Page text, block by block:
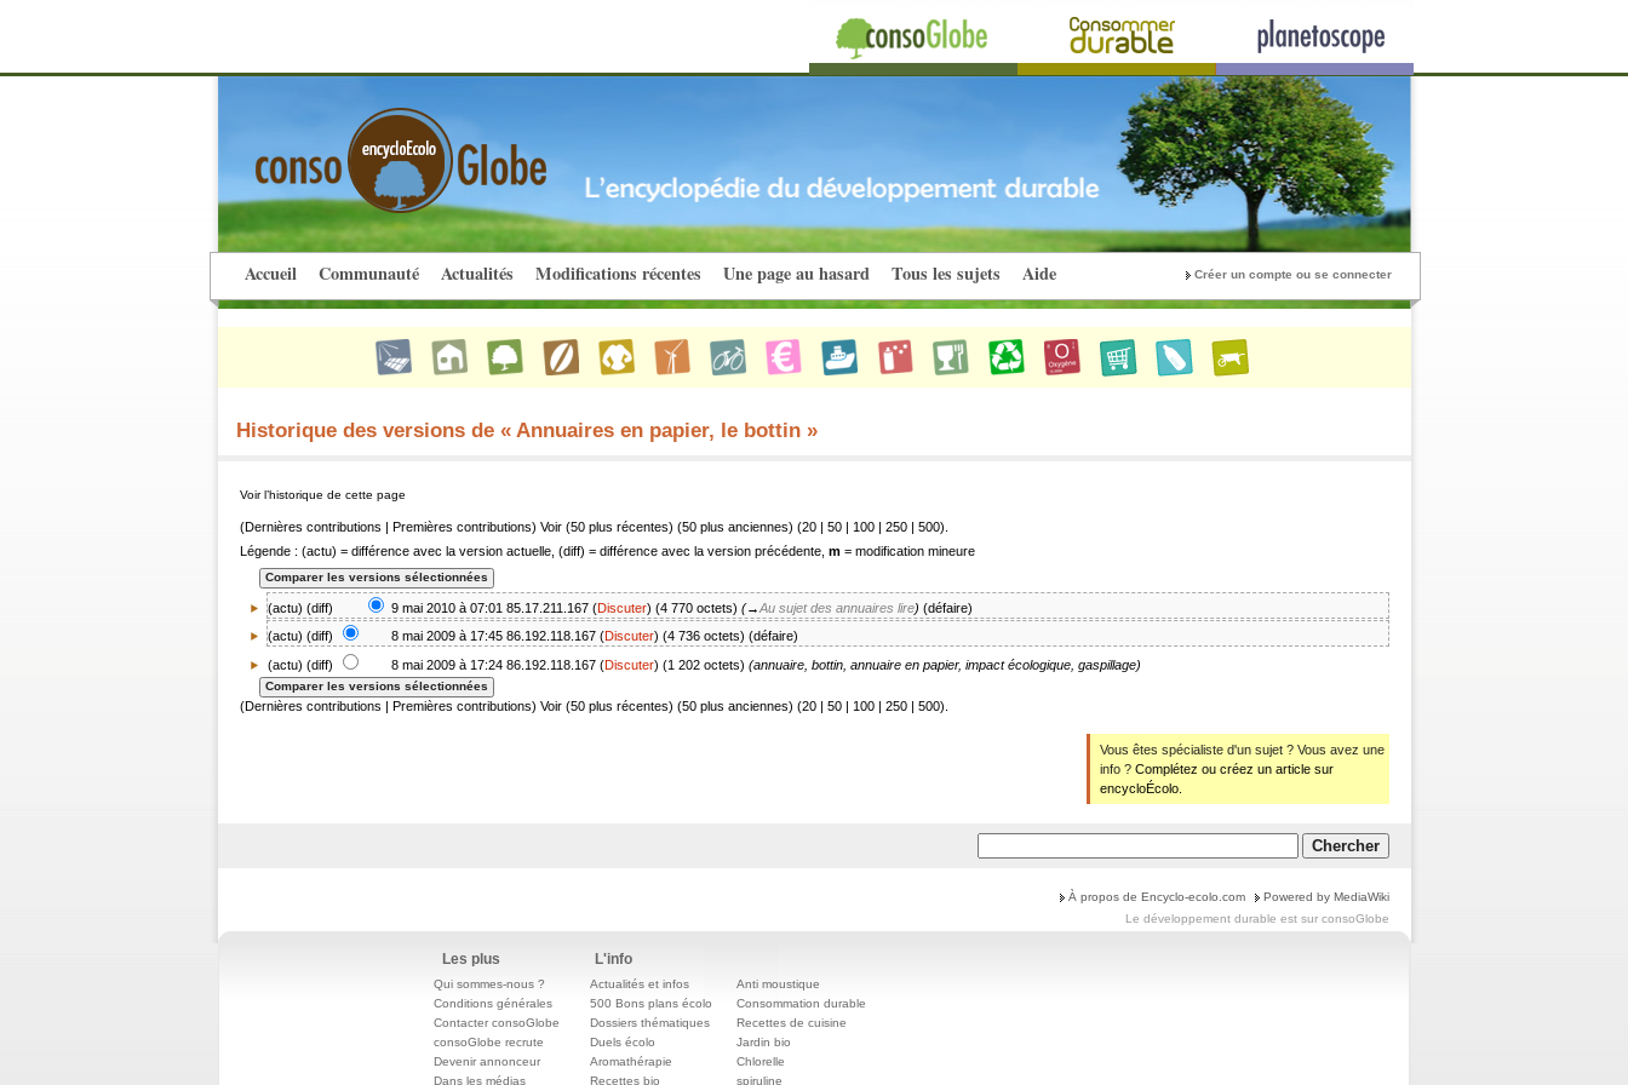
Accueil Communauté Actualités Modifications récentes Une page au hasard Tous les sujets Aide Créer un compte ou se connecter
Historique des versions de « Annuaires en papier, le bottin »
Voir l’historique de cette page
(Dernières contributions | Premières contributions) Voir (50 plus récentes) (50 plus anciennes) (20| 50| 100| 250| 500).
Légende : (actu) = différence avec la version actuelle, (diff) = différence avec la version précédente, m= modification mineure
(actu) (diff) 9 mai 2010 à 07:01 85.17.211.167(Discuter) (4 770 octets) (→Au sujet des annuaires lire) (défaire)
(actu) (diff) 8 mai 2009 à 17:45 86.192.118.167(Discuter) (4 736 octets) (défaire)
(actu) (diff) 8 mai 2009 à 17:24 86.192.118.167(Discuter) (1 202 octets) (annuaire, bottin, annuaire en papier, impact écologique, gaspillage)
(Dernières contributions | Premières contributions) Voir (50 plus récentes) (50 plus anciennes) (20| 50| 100| 250| 500).
Vous êtes spécialiste d'un sujet ? Vous avez une
info ? Complétez ou créez un article sur
encycloÉcolo.
À propos de Encyclo-ecolo.com
Powered by MediaWiki
Le développement durable est sur consoGlobe
Les plus
Qui sommes-nous ?
Conditions générales
Contacter consoGlobe
consoGlobe recrute
Devenir annonceur
Dans les médias
L'info
Actualités et infos
500 Bons plans écolo
Dossiers thématiques
Duels écolo
Aromathérapie
Recettes bio
Anti moustique
Consommation durable
Recettes de cuisine
Jardin bio
Chlorelle
spiruline